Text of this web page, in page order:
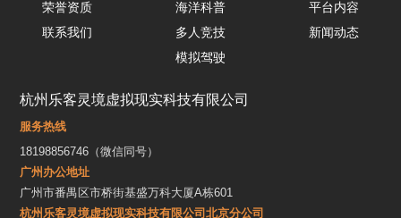
荣誉资质
联系我们
海洋科普
多人竞技
模拟驾驶
平台内容
新闻动态
杭州乐客灵境虚拟现实科技有限公司
服务热线
18198856746（微信同号）
广州办公地址
广州市番禺区市桥街基盛万科大厦A栋601
杭州乐客灵境虚拟现实科技有限公司北京分公司